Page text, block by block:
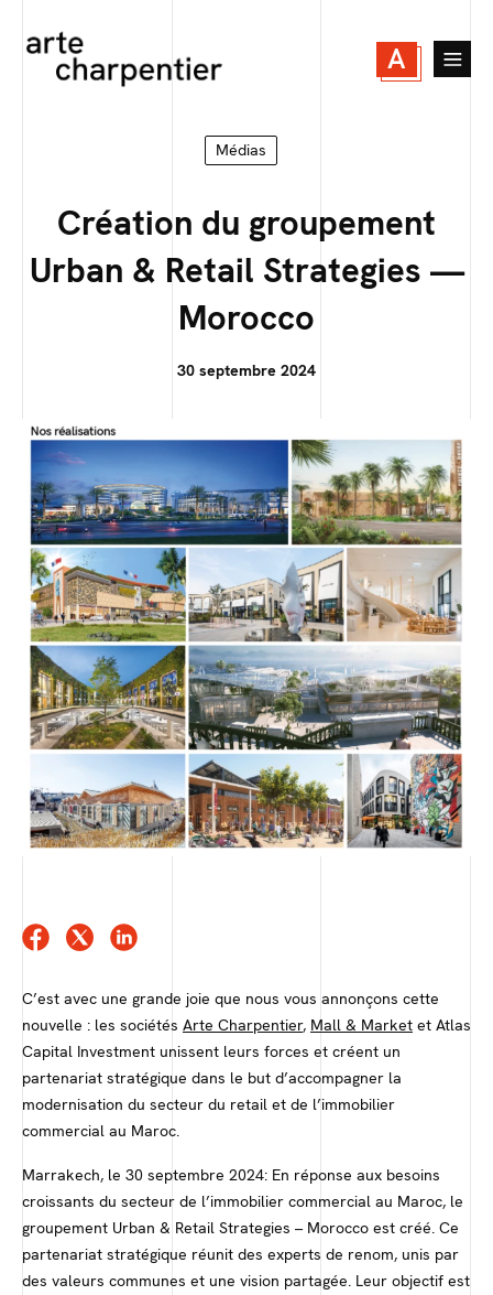
A
Médias
Création du groupement
Urban & Retail Strategies —
Morocco
30 septembre 2024
C’est avec une grande joie que nous vous annonçons cette
nouvelle : les sociétés Arte Charpentier, Mall & Market et Atlas
Capital Investment unissent leurs forces et créent un
partenariat stratégique dans le but d’accompagner la
modernisation du secteur du retail et de l’immobilier
commercial au Maroc.
Marrakech, le 30 septembre 2024: En réponse aux besoins
croissants du secteur de l’immobilier commercial au Maroc, le
groupement Urban & Retail Strategies – Morocco est créé. Ce
partenariat stratégique réunit des experts de renom, unis par
des valeurs communes et une vision partagée. Leur objectif est